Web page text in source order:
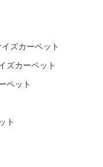
ズカーペット
ズカーペット
ペット
ト